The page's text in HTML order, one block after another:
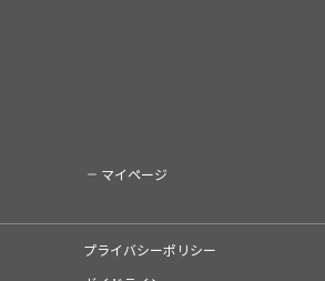
マイページ
プライバシーポリシー